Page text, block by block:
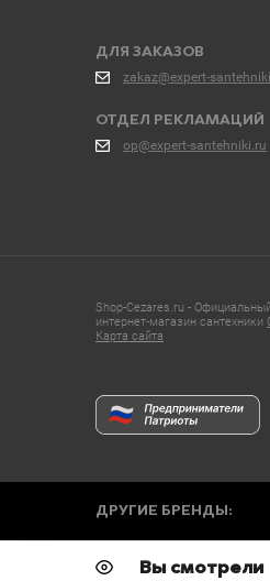
ДЛЯ ЗАКАЗОВ
zakaz@expert-
ОТДЕЛ РЕКЛАМАЦИЙ
op@expert-santehniki.ru
Shop-Cezares.ru - Официальный
интернет-магазин сантехники
Карта сайта
ДРУГИЕ БРЕНДЫ:
Вы смотрели